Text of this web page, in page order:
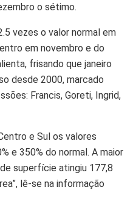
o sétimo.
vezes o valor normal em
em novembro e do
frisando que janeiro
desde 2000, marcado
Francis, Goreti, Ingrid,
e Sul os valores
e 350% do normal. A maior
superfície atingiu 177,8
lê-se na informação